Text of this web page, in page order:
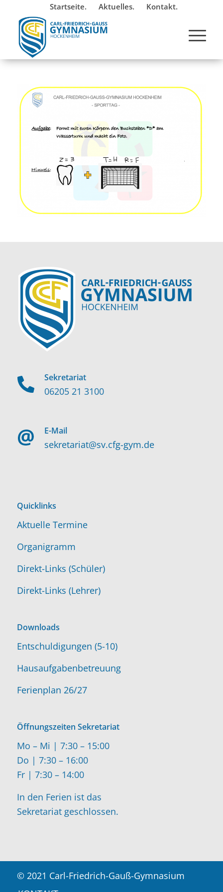
Startseite. Aktuelles. Kontakt.
Sekretariat
06205 21 3100
E-Mail
sekretariat@sv.cfg-gym.de
Quicklinks
Aktuelle Termine
Organigramm
Direkt-Links (Schüler)
Direkt-Links (Lehrer)
Downloads
Entschuldigungen (5-10)
Hausaufgabenbetreuung
Ferienplan 26/27
Öffnungszeiten Sekretariat
Mo – Mi | 7:30 – 15:00
Do | 7:30 – 16:00
Fr | 7:30 – 14:00
In den Ferien ist das
Sekretariat geschlossen.
© 2021 Carl-Friedrich-Gauß-Gymnasium